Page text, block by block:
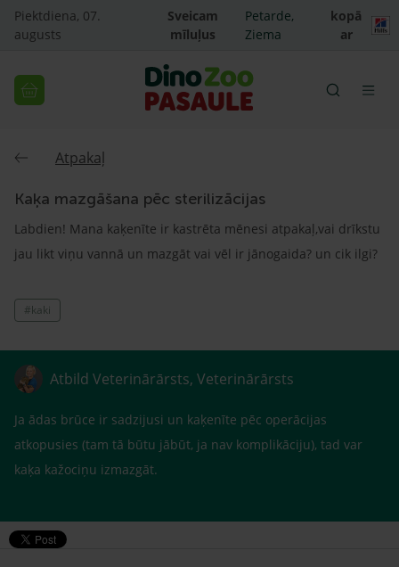
Piektdiena, 07.
augusts
Sveicam
mīluļus
Petarde,
Ziema
kopā
ar
Atpakaļ
Kaķa mazgāšana pēc sterilizācijas
Labdien! Mana kaķenīte ir kastrēta mēnesi atpakaļ,vai drīkstu
jau likt viņu vannā un mazgāt vai vēl ir jānogaida? un cik ilgi?
#kaki
Atbild Veterinārārsts, Veterinārārsts
Ja ādas brūce ir sadzijusi un kaķenīte pēc operācijas
atkopusies (tam tā būtu jābūt, ja nav komplikāciju), tad var
kaķa kažociņu izmazgāt.